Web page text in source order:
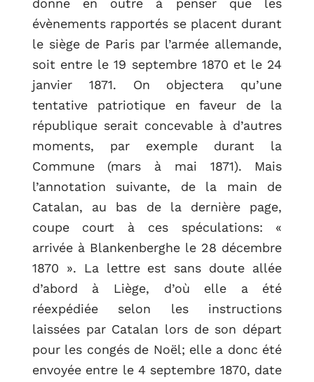
donne en outre à penser que les
évènements rapportés se placent durant
le siège de Paris par l’armée allemande,
soit entre le 19 septembre 1870 et le 24
janvier 1871. On objectera qu’une
tentative patriotique en faveur de la
république serait concevable à d’autres
moments, par exemple durant la
Commune (mars à mai 1871). Mais
l’annotation suivante, de la main de
Catalan, au bas de la dernière page,
coupe court à ces spéculations: «
arrivée à Blankenberghe le 28 décembre
1870 ». La lettre est sans doute allée
d’abord à Liège, d’où elle a été
réexpédiée selon les instructions
laissées par Catalan lors de son départ
pour les congés de Noël; elle a donc été
envoyée entre le 4 septembre 1870, date